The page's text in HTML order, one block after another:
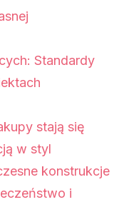
Standardy
stają się
w styl
konstrukcje
i